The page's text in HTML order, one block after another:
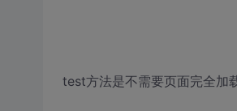
test方法是不需要页面完全加